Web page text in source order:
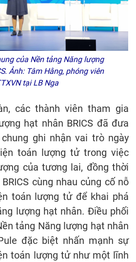
của Nền tảng Năng lượng
Ảnh: Tâm Hằng, phóng viên
tại LB Nga
các thành viên tham gia
hạt nhân BRICS đã đưa
ghi nhận vai trò ngày
toán lượng tử trong việc
của tương lai, đồng thời
cùng nhau củng cố nỗ
toán lượng tử để khai phá
lượng hạt nhân. Điều phối
tảng Năng lượng hạt nhân
đặc biệt nhấn mạnh sự
toán lượng tử như một lĩnh